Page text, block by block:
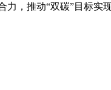
，推动“双碳”目标实现